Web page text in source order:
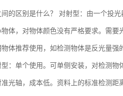
的区别是什么？ 对射型：由一个投
体，对物体颜色没有严格要求。需
体推荐使用，如检测物体是反光量
：单个使用。可单侧安装，对检测
光轴，成本低。资料上的标准检测距